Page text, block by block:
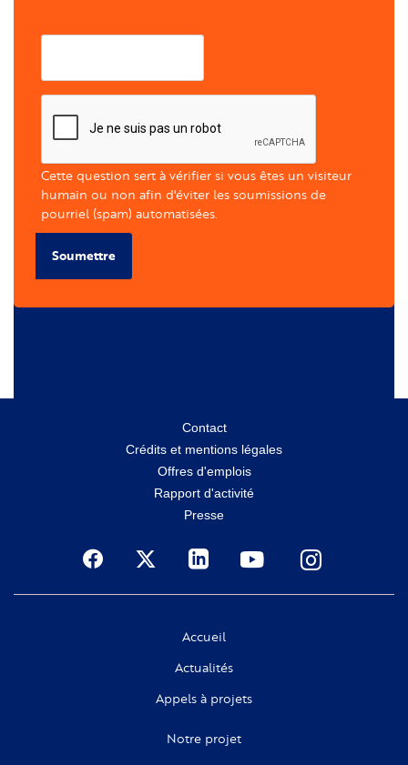
Cette question sert à vérifier si vous êtes un visiteur
humain ou non afin d'éviter les soumissions de
pourriel (spam) automatisées.
Soumettre
Contact
Crédits et mentions légales
Offres d'emplois
Rapport d'activité
Presse
Social
Accueil
Actualités
Appels à projets
Notre projet